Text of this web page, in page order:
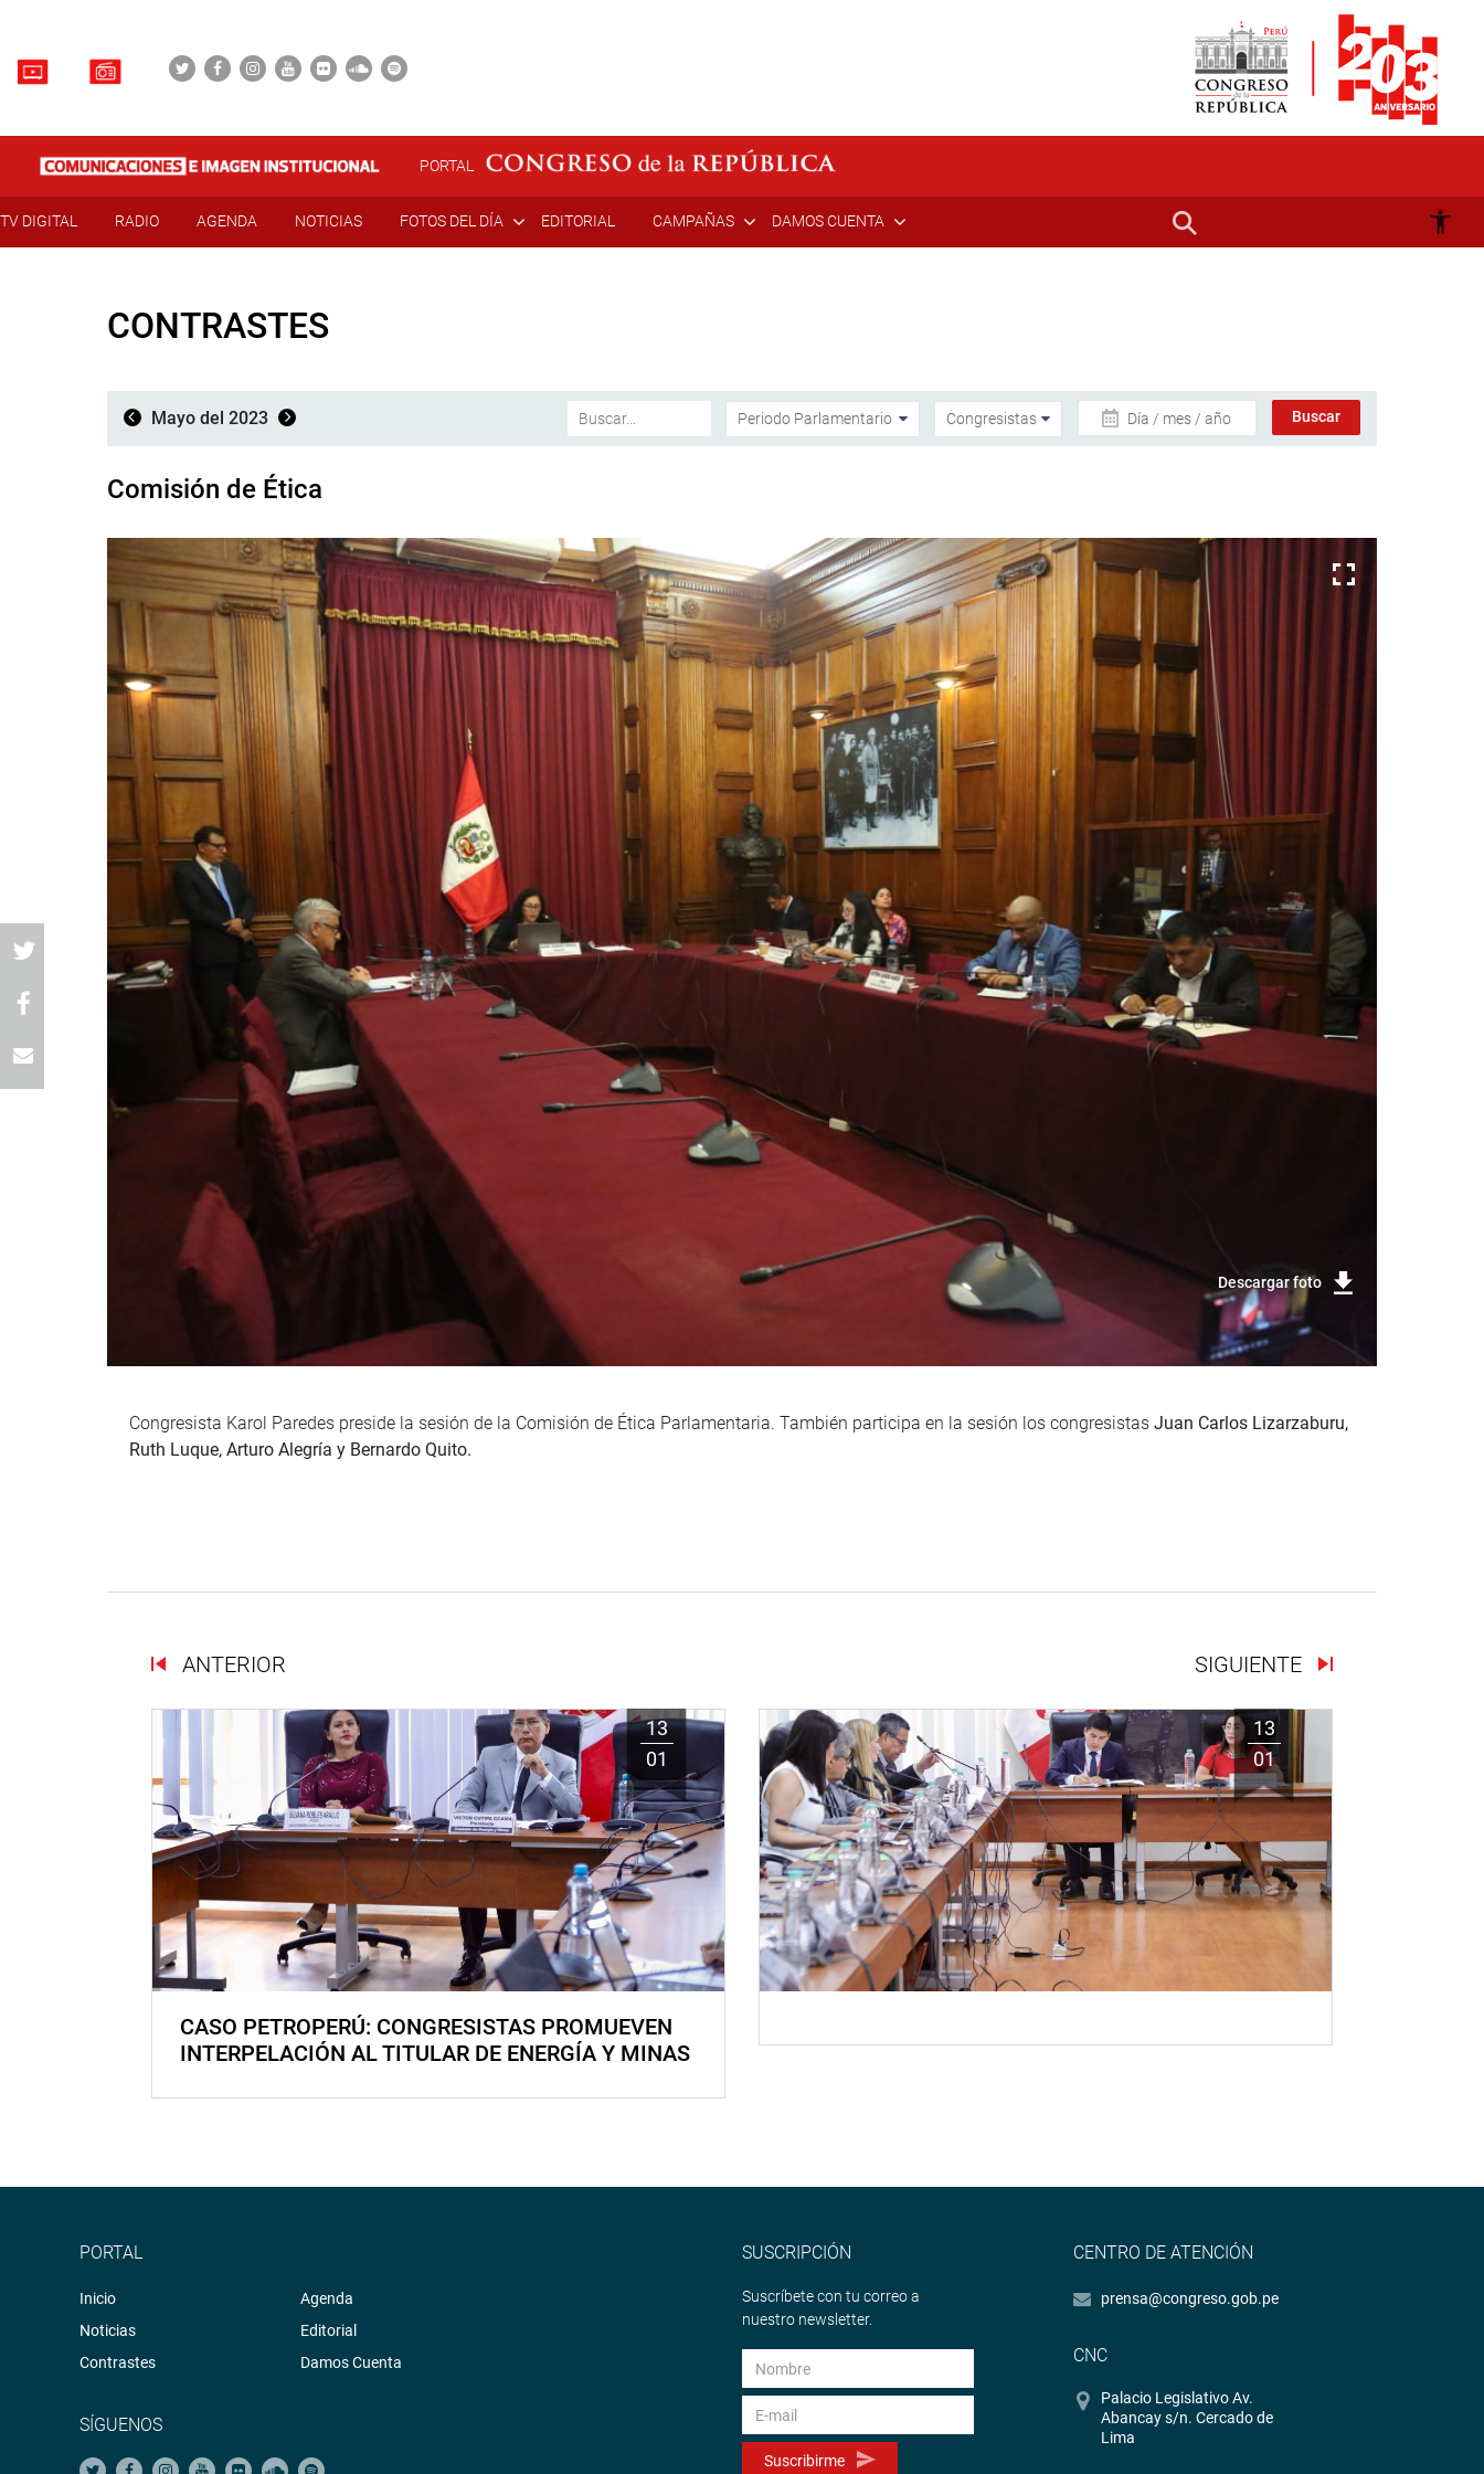
PORTAL
TV DIGITAL RADIO AGENDA NOTICIAS FOTOS DEL DÍA EDITORIAL CAMPAÑAS DAMOS CUENTA
CONTRASTES
Mayo del 2023 Día / mes / año
Comisión de Ética
Descargar foto
Congresista Karol Paredes preside la sesión de la Comisión de Ética Parlamentaria. También participa en la sesión los congresistas Juan Carlos Lizarzaburu,
Ruth Luque, Arturo Alegría y Bernardo Quito.
ANTERIOR SIGUIENTE
13
01
CASO PETROPERÚ: CONGRESISTAS PROMUEVEN
INTERPELACIÓN AL TITULAR DE ENERGÍA Y MINAS
13
01
PORTAL
Inicio
Noticias
Contrastes
Agenda
Editorial
Damos Cuenta
SÍGUENOS
SUSCRIPCIÓN
Suscríbete con tu correo a
nuestro newsletter.
Suscribirme
CENTRO DE ATENCIÓN
prensa@congreso.gob.pe
CNC
Palacio Legislativo Av.
Abancay s/n. Cercado de
Lima